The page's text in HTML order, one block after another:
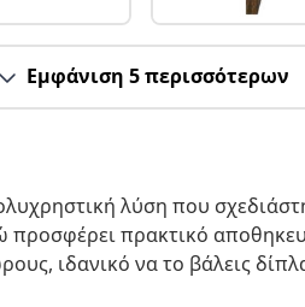
Εμφάνιση 5 περισσότερων
λύση που
πρακτικό
ιδανικό να το βάλεις